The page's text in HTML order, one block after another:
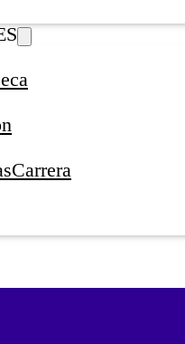
Carrera